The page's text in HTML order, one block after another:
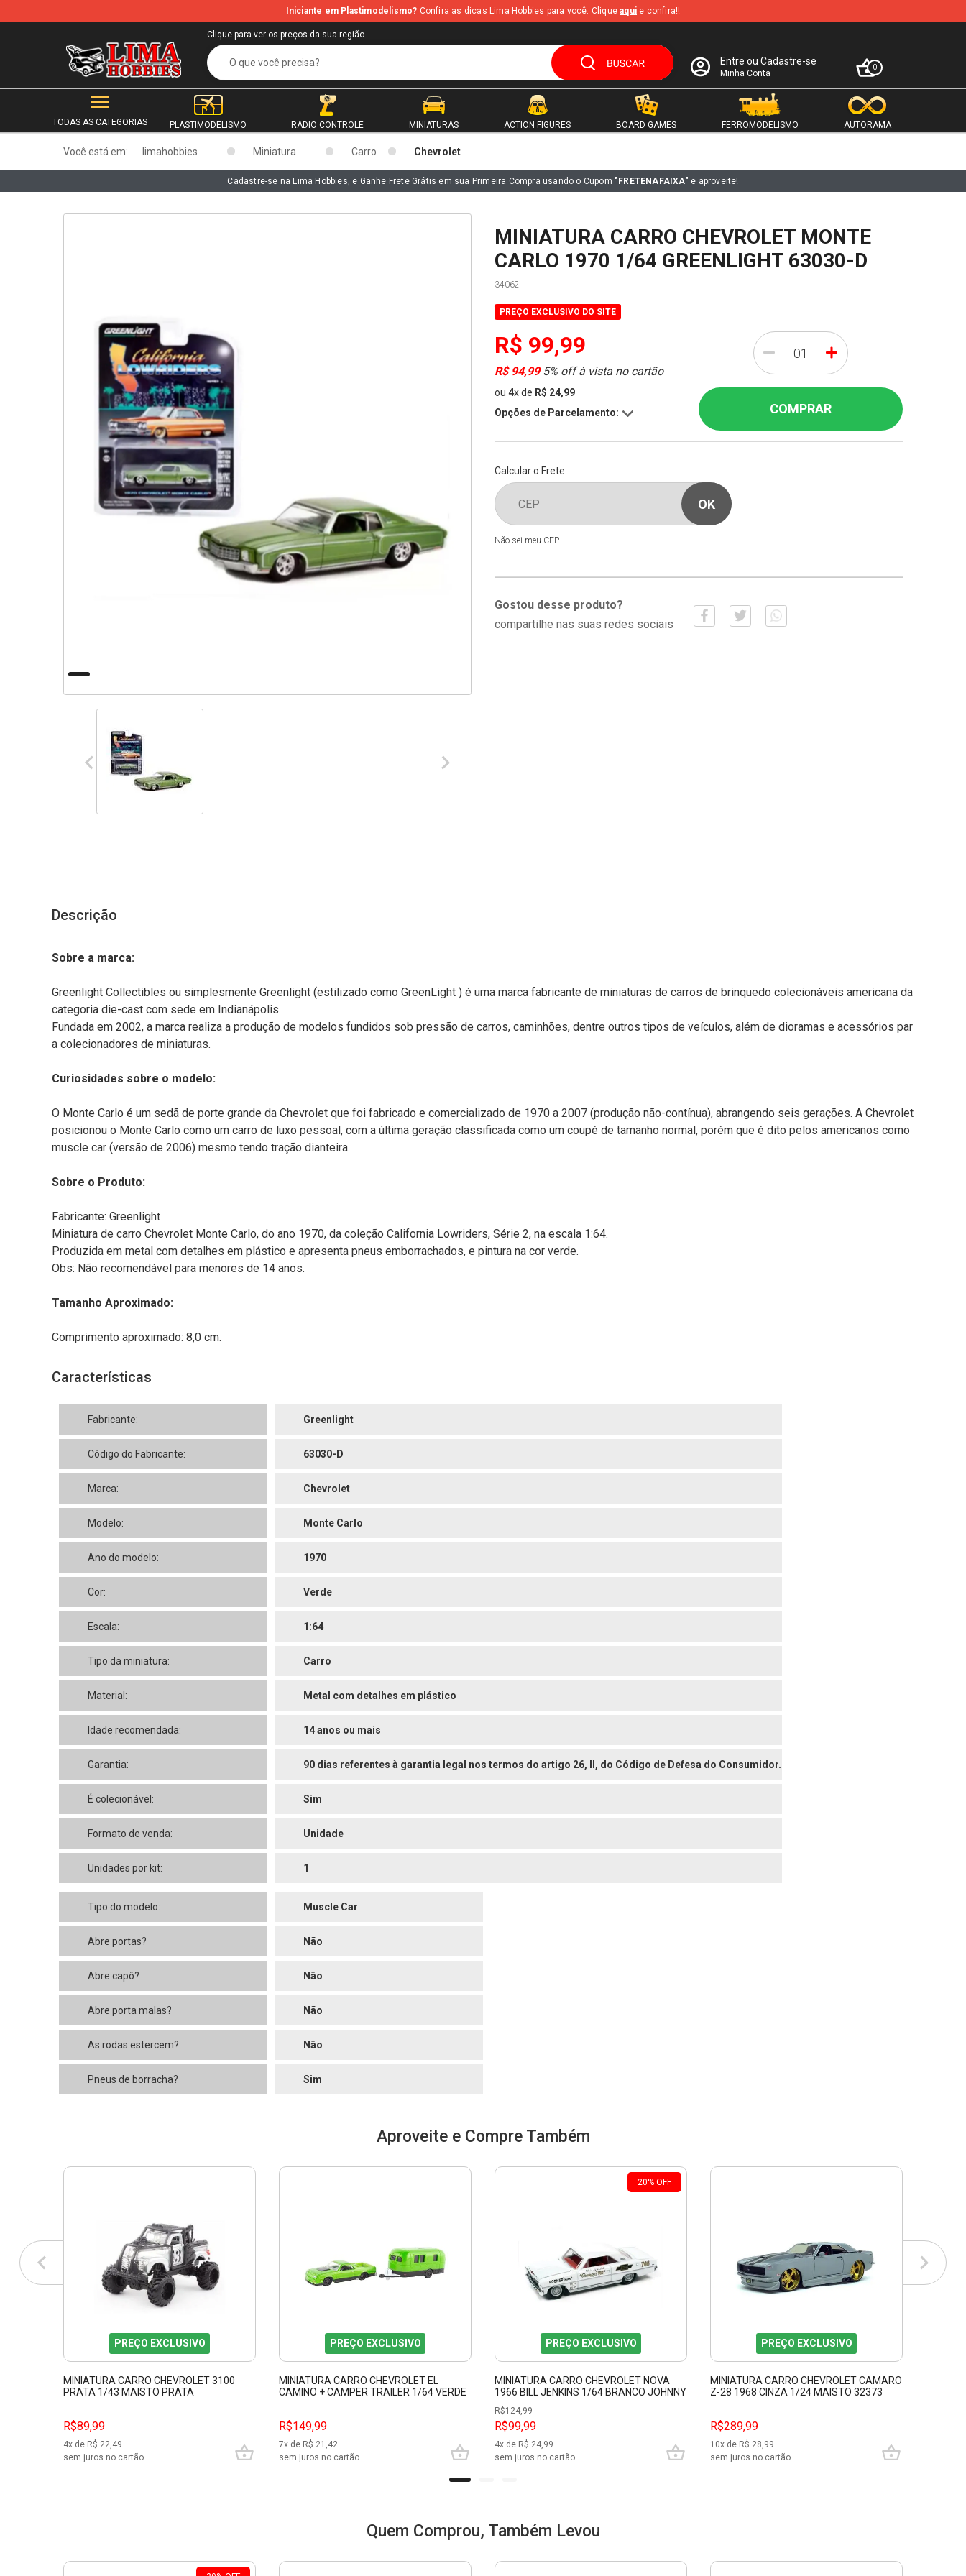
b
Iniciante em Plastimodelismo? Confira as dicas Lima Hobbies para você. Cliqueaqui e confira!!
Clique para ver os preços da sua região
Entre ou Cadastre-se
Minha Conta
0
TODAS AS CATEGORIAS PLASTIMODELISMO RADIO CONTROLE MINIATURAS ACTION FIGURES BOARD GAMES FERROMODELISMO AUTORAMA
Você está em: limahobbies Miniatura Carro Chevrolet
Cadastre-se na Lima Hobbies, e Ganhe Frete Grátis em sua Primeira Compra usando o Cupom "FRETENAFAIXA" e aproveite!
MINIATURA CARRO CHEVROLET MONTE
CARLO 1970 1/64 GREENLIGHT 63030-D
34062
PREÇO EXCLUSIVO DO SITE
R$ 99,99
R$ 94,995% off à vista no cartão
ou 4xde R$ 24,99
Opções de Parcelamento:
- +
COMPRAR
Calcular o Frete
Não sei meu CEP
Gostou desse produto?
compartilhe nas suas redes sociais
Descrição
Sobre a marca:
Greenlight Collectibles ou simplesmente Greenlight (estilizado como GreenLight ) é uma marca fabricante de miniaturas de carros de brinquedo colecionáveis americana da
categoria die-cast com sede em Indianápolis.
Fundada em 2002, a marca realiza a produção de modelos fundidos sob pressão de carros, caminhões, dentre outros tipos de veículos, além de dioramas e acessórios par
a colecionadores de miniaturas.
Curiosidades sobre o modelo:
O Monte Carlo é um sedã de porte grande da Chevrolet que foi fabricado e comercializado de 1970 a 2007 (produção não-contínua), abrangendo seis gerações. A Chevrolet
posicionou o Monte Carlo como um carro de luxo pessoal, com a última geração classificada como um coupé de tamanho normal, porém que é dito pelos americanos como
muscle car (versão de 2006) mesmo tendo tração dianteira.
Sobre o Produto:
Fabricante: Greenlight
Miniatura de carro Chevrolet Monte Carlo, do ano 1970, da coleção California Lowriders, Série 2, na escala 1:64.
Produzida em metal com detalhes em plástico e apresenta pneus emborrachados, e pintura na cor verde.
Obs: Não recomendável para menores de 14 anos.
Tamanho Aproximado:
Comprimento aproximado: 8,0 cm.
Características
Fabricante: Greenlight
Código do Fabricante: 63030-D
Marca: Chevrolet
Modelo: Monte Carlo
Ano do modelo: 1970
Cor: Verde
Escala: 1:64
Tipo da miniatura: Carro
Material: Metal com detalhes em plástico
Idade recomendada: 14 anos ou mais
Garantia: 90 dias referentes à garantia legal nos termos do artigo 26, II, do Código de Defesa do Consumidor.
É colecionável: Sim
Formato de venda: Unidade
Unidades por kit: 1
Tipo do modelo: Muscle Car
Abre portas? Não
Abre capô? Não
Abre porta malas? Não
As rodas estercem? Não
Pneus de borracha? Sim
Aproveite e Compre Também
PREÇO EXCLUSIVO
MINIATURA CARRO CHEVROLET 3100
PRATA 1/43 MAISTO PRATA
R$89,99
4x de R$ 22,49
sem juros no cartão
PREÇO EXCLUSIVO
MINIATURA CARRO CHEVROLET EL
CAMINO + CAMPER TRAILER 1/64 VERDE
R$149,99
7x de R$ 21,42
sem juros no cartão
20% OFF
PREÇO EXCLUSIVO
MINIATURA CARRO CHEVROLET NOVA
1966 BILL JENKINS 1/64 BRANCO JOHNNY
LIGHT
R$124,99
R$99,99
4x de R$ 24,99
sem juros no cartão
PREÇO EXCLUSIVO
MINIATURA CARRO CHEVROLET CAMARO
Z-28 1968 CINZA 1/24 MAISTO 32373
R$289,99
10x de R$ 28,99
sem juros no cartão
Quem Comprou, Também Levou